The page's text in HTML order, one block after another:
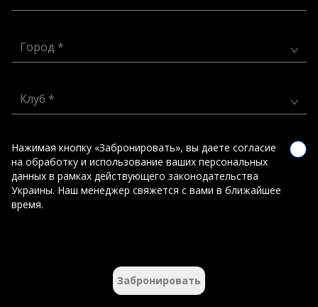
Город *
Клуб *
Нажимая кнопку «Забронировать», вы даете согласие
на обработку и использование ваших персональных
данных в рамках действующего законодательства
Украины. Наш менеджер свяжется с вами в ближайшее
время.
Забронировать